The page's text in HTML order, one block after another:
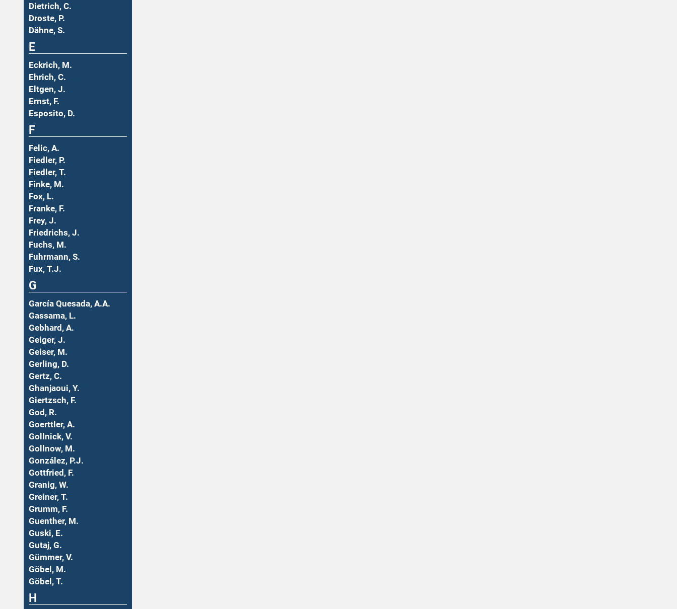
Dietrich, C.
Droste, P.
Dähne, S.
E
Eckrich, M.
Ehrich, C.
Eltgen, J.
Ernst, F.
Esposito, D.
F
Felic, A.
Fiedler, P.
Fiedler, T.
Finke, M.
Fox, L.
Franke, F.
Frey, J.
Friedrichs, J.
Fuchs, M.
Fuhrmann, S.
Fux, T.J.
G
García Quesada, A.A.
Gassama, L.
Gebhard, A.
Geiger, J.
Geiser, M.
Gerling, D.
Gertz, C.
Ghanjaoui, Y.
Giertzsch, F.
God, R.
Goerttler, A.
Gollnick, V.
Gollnow, M.
González, P.J.
Gottfried, F.
Granig, W.
Greiner, T.
Grumm, F.
Guenther, M.
Guski, E.
Gutaj, G.
Gümmer, V.
Göbel, M.
Göbel, T.
H